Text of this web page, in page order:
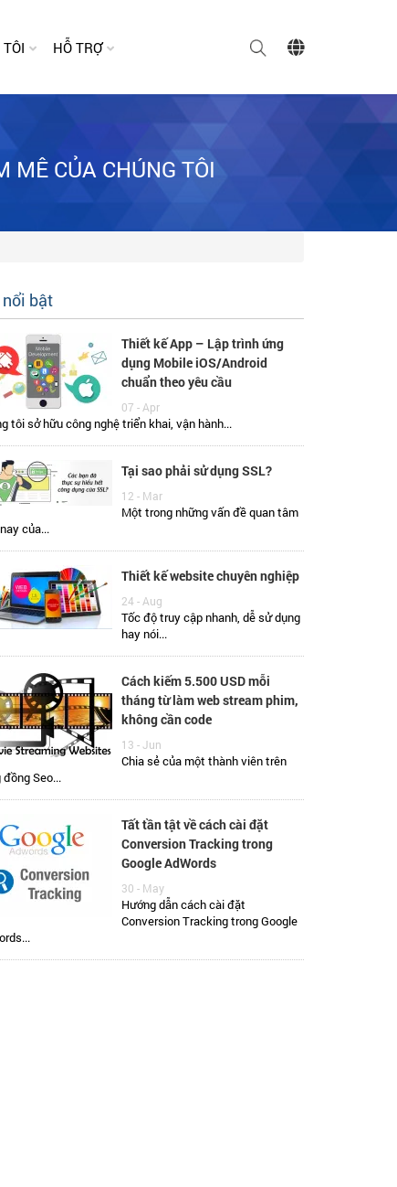
HỖ TRỢ
MÊ CỦA CHÚNG TÔI
bật
Thiết kế App – Lập trình ứng
dụng Mobile iOS/Android
chuẩn theo yêu cầu
07 - Apr
tôi sở hữu công nghệ triển khai, vận hành...
Tại sao phải sử dụng SSL?
12 - Mar
Một trong những vấn đề quan tâm
của...
Thiết kế website chuyên nghiệp
24 - Aug
Tốc độ truy cập nhanh, dễ sử dụng
hay nói...
Cách kiếm 5.500 USD mỗi
tháng từ làm web stream phim,
không cần code
13 - Jun
Chia sẻ của một thành viên trên
đồng Seo...
Tất tần tật về cách cài đặt
Conversion Tracking trong
Google AdWords
30 - May
Hướng dẫn cách cài đặt
Conversion Tracking trong Google